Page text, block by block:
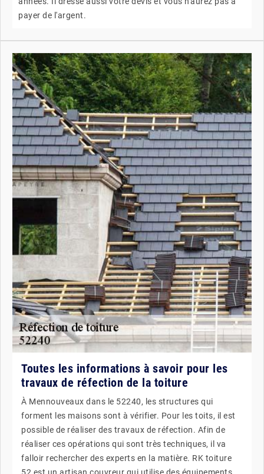
payer de l'argent.
Toutes les informations à savoir pour les
travaux de réfection de la toiture
À Mennouveaux dans le 52240, les structures qui
forment les maisons sont à vérifier. Pour les toits, il est
possible de réaliser des travaux de réfection. Afin de
réaliser ces opérations qui sont très techniques, il va
falloir rechercher des experts en la matière. RK toiture